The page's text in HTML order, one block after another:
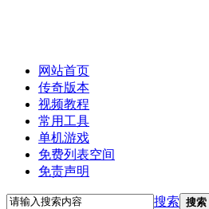
网站首页
传奇版本
视频教程
常用工具
单机游戏
免费列表空间
免责声明
搜索 搜索